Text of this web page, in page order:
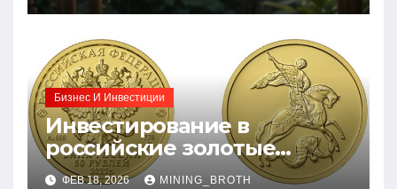
Бизнес И Инвестиции
Инвестирование в
российские золотые
монеты: подробное
ФЕВ 18, 2026 MINING_BROTH